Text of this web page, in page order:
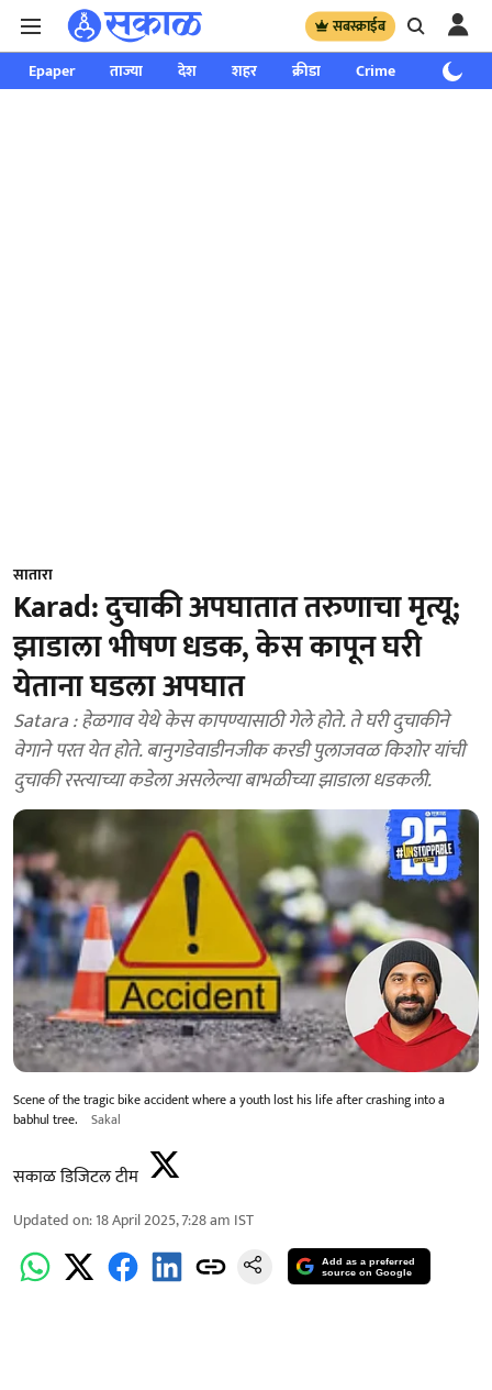
सबस्क्राईब
Epaper ताज्या देश शहर क्रीडा Crime साप्ताहिक
सातारा
Karad: दुचाकी अपघातात तरुणाचा मृत्यू;
झाडाला भीषण धडक, केस कापून घरी
येताना घडला अपघात
Satara : हेळगाव येथे केस कापण्यासाठी गेले होते. ते घरी दुचाकीने
वेगाने परत येत होते. बानुगडेवाडीनजीक करडी पुलाजवळ किशोर यांची
दुचाकी रस्त्याच्या कडेला असलेल्या बाभळीच्या झाडाला धडकली.
Scene of the tragic bike accident where a youth lost his life after crashing into a
babhul tree.
Sakal
सकाळ डिजिटल टीम
Updated on:18 April 2025, 7:28 am IST
Add as a preferred
source on Google